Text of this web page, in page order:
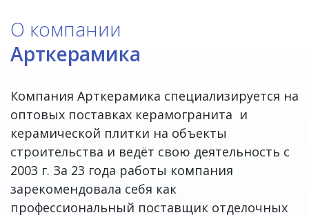
О компании
Арткерамика
Компания Арткерамика специализируется на
оптовых поставках керамогранита и
керамической плитки на объекты
строительства и ведёт свою деятельность с
2003 г. За 23 года работы компания
зарекомендовала себя как
профессиональный поставщик отделочных